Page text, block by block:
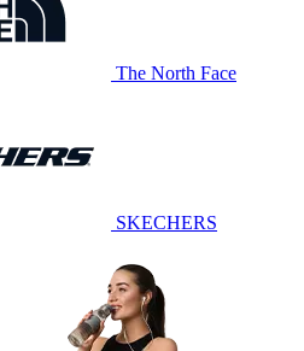
The North Face
SKECHERS